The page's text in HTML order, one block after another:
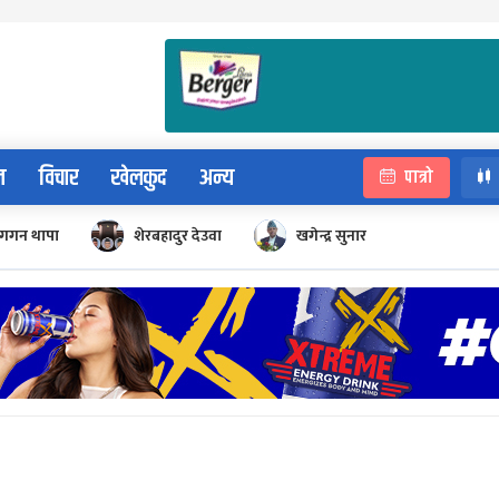
विचार खेलकुद अन्य पात्रो
गगन थापा शेरबहादुर देउवा खगेन्द्र सुनार